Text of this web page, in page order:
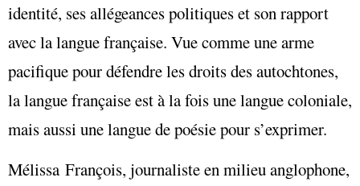
identité, ses allégeances politiques et son rapport
avec la langue française. Vue comme une arme
pacifique pour défendre les droits des autochtones,
la langue française est à la fois une langue coloniale,
mais aussi une langue de poésie pour s’exprimer.
Mélissa François, journaliste en milieu anglophone,